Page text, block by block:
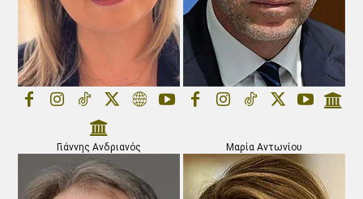
Γιάννης Ανδριανός Μαρία Αντωνίου